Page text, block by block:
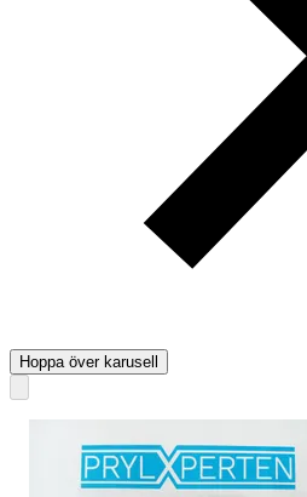
Hoppa över karusell